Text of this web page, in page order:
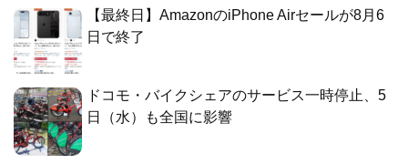
【最終日】AmazonのiPhone Airセールが8月6
日で終了
ドコモ・バイクシェアのサービス一時停止、5
日（水）も全国に影響